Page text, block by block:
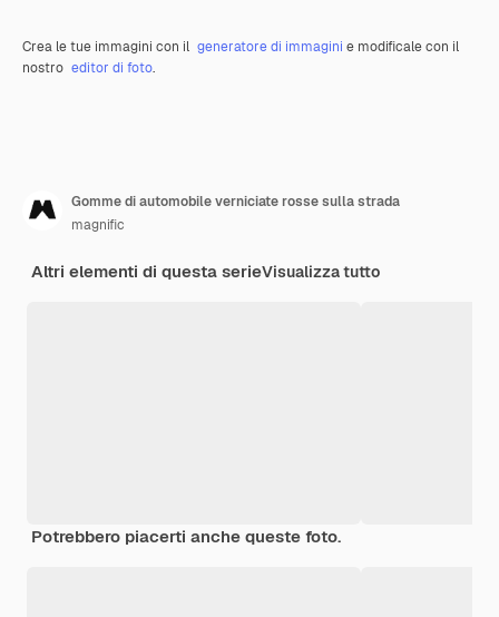
Crea le tue immagini con il generatore di immagini e modificale con il
nostro editor di foto.
Gomme di automobile verniciate rosse sulla strada
magnific
Altri elementi di questa serieVisualizza tutto
Potrebbero piacerti anche queste foto.